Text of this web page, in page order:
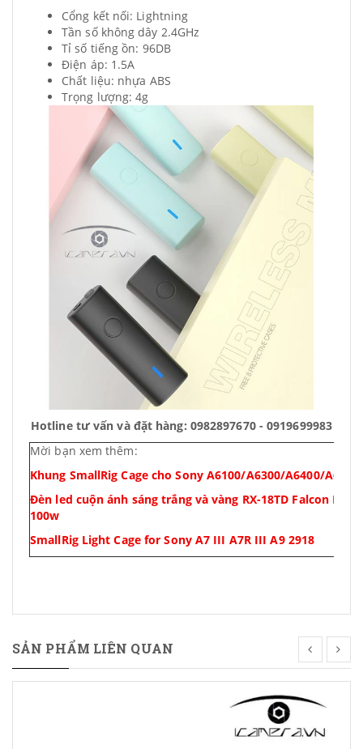
Cổng kết nối: Lightning
Tần số không dây 2.4GHz
Tỉ số tiếng ồn: 96DB
Điện áp: 1.5A
Chất liệu: nhựa ABS
Trọng lượng: 4g
Hotline tư vấn và đặt hàng: 0982897670 - 0919699983
Mời bạn xem thêm:
Khung SmallRig Cage cho Sony A6100/A6300/A6400/A6500
Đèn led cuộn ánh sáng trắng và vàng RX-18TD Falcon
100w
SmallRig Light Cage for Sony A7 III A7R III A9 2918
SẢN PHẨM LIÊN QUAN